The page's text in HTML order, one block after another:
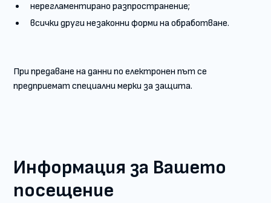
нерегламентирано разпространение;
всички други незаконни форми на обработване.
При предаване на данни по електронен път се
предприемат специални мерки за защита.
Информация за Вашето
посещение